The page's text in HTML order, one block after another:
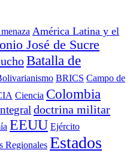
América Latina y el
José de Sucre
Batalla de
BRICS Campo de
Ciencia Colombia
doctrina militar
EEUU Ejército
Regionales Estados